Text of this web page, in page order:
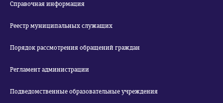
Справочная информация
Реестр муниципальных служащих
Порядок рассмотрения обращений граждан
Регламент администрации
Подведомственные образовательные учреждения